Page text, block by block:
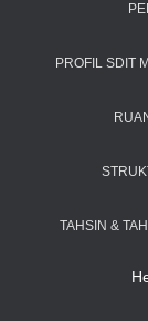
PROFIL SDIT
TAHSIN &